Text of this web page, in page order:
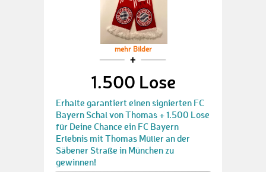
mehr Bilder
1.500 Lose
Erhalte garantiert einen signierten FC
Bayern Schal von Thomas + 1.500 Lose
für Deine Chance ein FC Bayern
Erlebnis mit Thomas Müller an der
Säbener Straße in München zu
gewinnen!